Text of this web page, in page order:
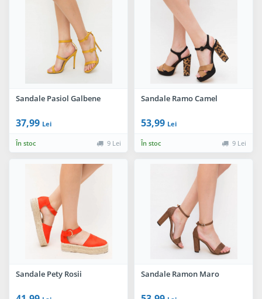
Sandale Pasiol Galbene
37,99 Lei
În stoc 9 Lei
Sandale Ramo Camel
53,99 Lei
În stoc 9 Lei
Sandale Pety Rosii Sandale Ramon Maro